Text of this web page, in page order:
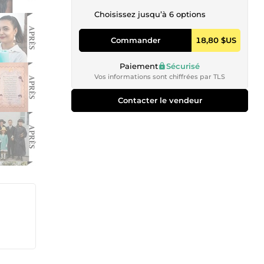
Choisissez jusqu’à 6 options
Commander 18,80 $US
Paiement Sécurisé
Vos informations sont chiffrées par TLS
Contacter le vendeur